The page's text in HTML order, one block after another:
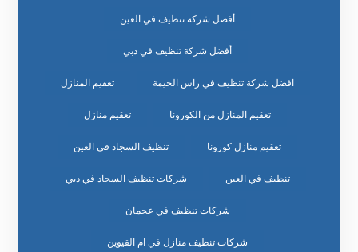
أفضل شركة تنظيف في العين
أفضل شركة تنظيف في دبي
افضل شركة تنظيف في راس الخيمة تعقيم المنازل
تعقيم المنازل من الكورونا تعقيم منازل
تعقيم منازل كورونا تنظيف السجاد في العين
تنظيف في العين شركات تنظيف السجاد في دبي
شركات تنظيف في عجمان
شركات تنظيف منازل في ام القيوين